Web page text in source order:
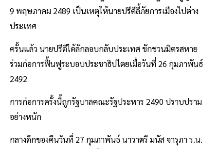
9 พฤษภาคม 2489 เป็นเหตุให้นายปรีดีลี้ภัยการเมืองไปต่าง
ประเทศ
ครั้นแล้ว นายปรีดีได้ลักลอบกลับประเทศ ชักชวนมิตรสหาย
ร่วมก่อการฟื้นฟูระบอบประชาธิปไตยเมื่อวันที่ 26 กุมภาพันธ์
2492
การก่อการครั้งนี้ถูกรัฐบาลคณะรัฐประหาร 2490 ปราบปราม
อย่างหนัก
กลางดึกของคืนวันที่ 27 กุมภาพันธ์ นาวาตรี มนัส จารุภา ร.น.